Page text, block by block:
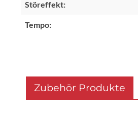
Störeffekt:
Tempo:
Zubehör Produkte